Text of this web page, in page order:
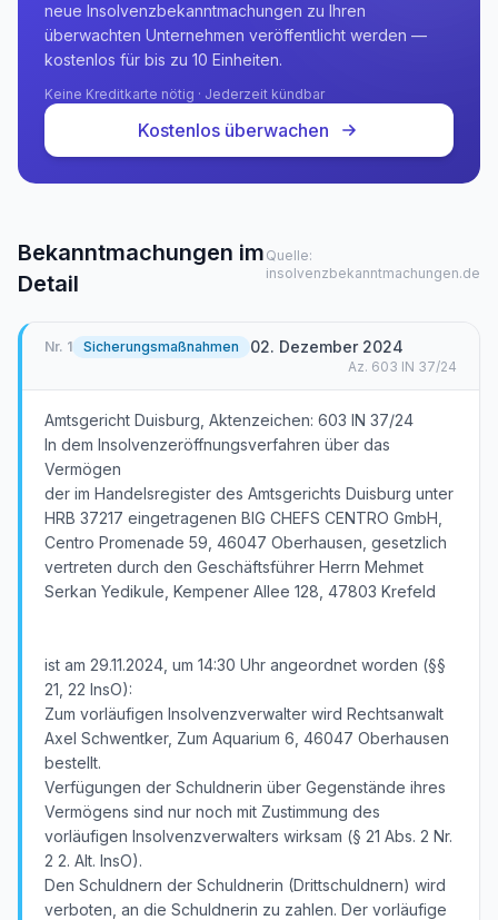
neue Insolvenzbekanntmachungen zu Ihren
überwachten Unternehmen veröffentlicht werden —
kostenlos für bis zu 10 Einheiten.
Keine Kreditkarte nötig · Jederzeit kündbar
Kostenlos überwachen
Bekanntmachungen im
Detail
Quelle:
insolvenzbekanntmachungen.de
Nr. 1 Sicherungsmaßnahmen 02. Dezember 2024
Az. 603 IN 37/24
Amtsgericht Duisburg, Aktenzeichen: 603 IN 37/24
In dem Insolvenzeröffnungsverfahren über das
Vermögen
der im Handelsregister des Amtsgerichts Duisburg unter
HRB 37217 eingetragenen BIG CHEFS CENTRO GmbH,
Centro Promenade 59, 46047 Oberhausen, gesetzlich
vertreten durch den Geschäftsführer Herrn Mehmet
Serkan Yedikule, Kempener Allee 128, 47803 Krefeld
ist am 29.11.2024, um 14:30 Uhr angeordnet worden (§§
21, 22 InsO):
Zum vorläufigen Insolvenzverwalter wird Rechtsanwalt
Axel Schwentker, Zum Aquarium 6, 46047 Oberhausen
bestellt.
Verfügungen der Schuldnerin über Gegenstände ihres
Vermögens sind nur noch mit Zustimmung des
vorläufigen Insolvenzverwalters wirksam (§ 21 Abs. 2 Nr.
2 2. Alt. InsO).
Den Schuldnern der Schuldnerin (Drittschuldnern) wird
verboten, an die Schuldnerin zu zahlen. Der vorläufige